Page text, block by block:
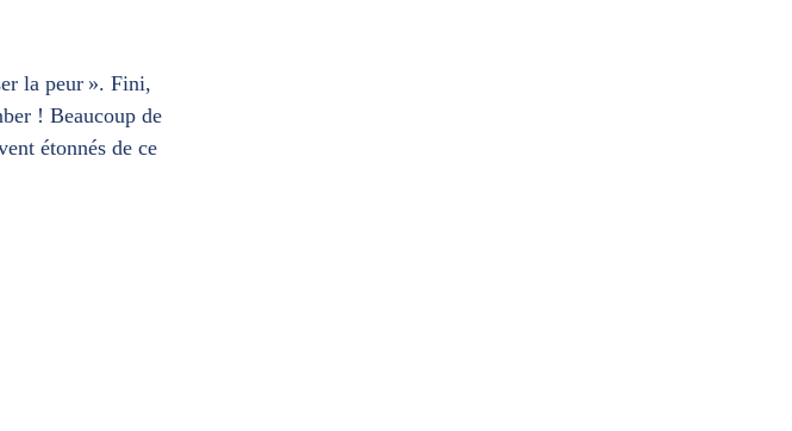
la peur ». Fini,
! Beaucoup de
étonnés de ce